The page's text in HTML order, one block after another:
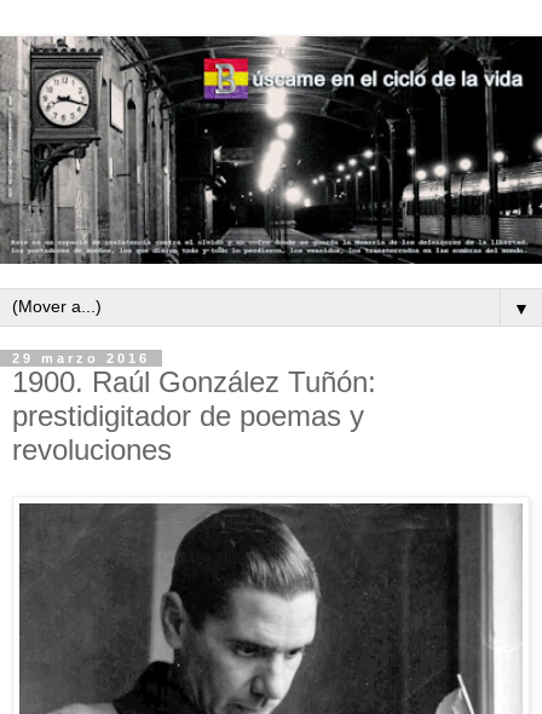
▼
29 marzo 2016
1900. Raúl González Tuñón:
prestidigitador de poemas y
revoluciones